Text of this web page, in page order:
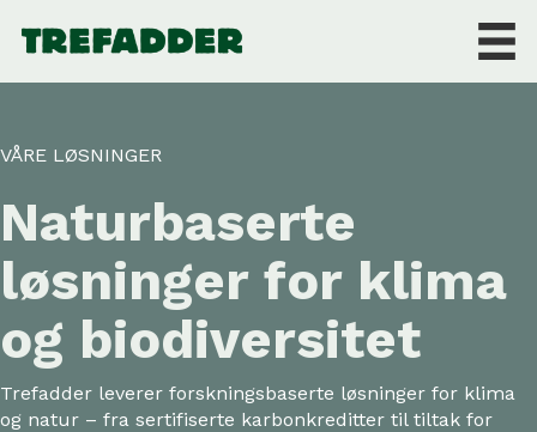
VÅRE LØSNINGER
Naturbaserte
løsninger for klima
og biodiversitet
Trefadder leverer forskningsbaserte løsninger for klima
og natur – fra sertifiserte karbonkreditter til tiltak for